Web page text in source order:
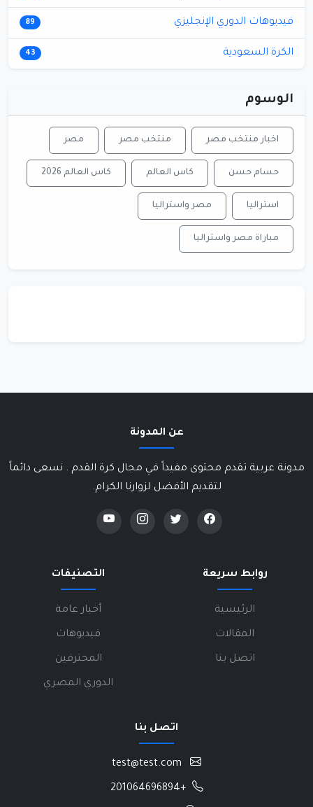
فيديوهات الدوري الإنجليزي 89
الكرة السعودية 43
الوسوم
اخبار منتخب مصر منتخب مصر مصر
حسام حسن كاس العالم كاس العالم 2026
استراليا مصر واستراليا
مباراة مصر واستراليا
عن المدونة
مدونة عربية تقدم محتوى مفيداً في مجال كرة القدم . نسعى دائماً
لتقديم الأفضل لزوارنا الكرام.
روابط سريعة
الرئيسية
المقالات
اتصل بنا
التصنيفات
أخبار عامة
فيديوهات
المحترفين
الدوري المصري
اتصل بنا
+201064696894